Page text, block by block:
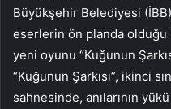
Büyükşehir Belediyesi
eserlerin ön planda
yeni oyunu “Kuğunun
“Kuğunun Şarkısı”, ikinci
sahnesinde, anılarının yükü